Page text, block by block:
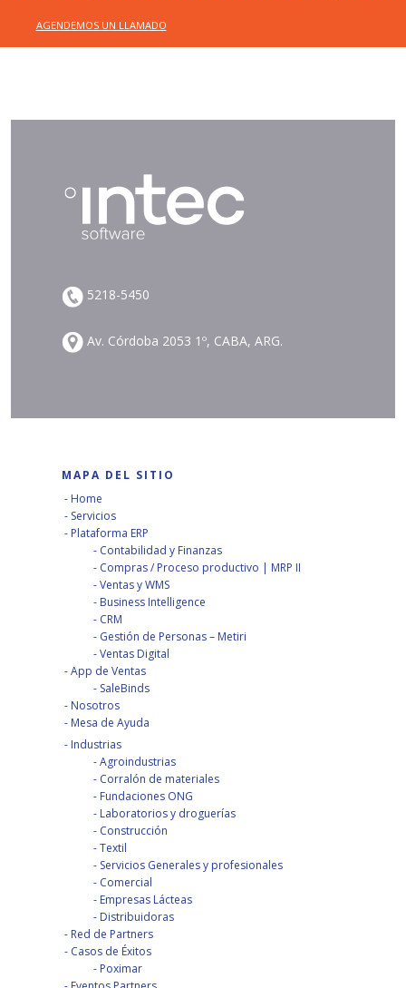
AGENDEMOS UN LLAMADO
5218-5450
Av. Córdoba 2053 1º, CABA, ARG.
MAPA DEL SITIO
Home
Servicios
Plataforma ERP
Contabilidad y Finanzas
Compras / Proceso productivo | MRP II
Ventas y WMS
Business Intelligence
CRM
Gestión de Personas – Metiri
Ventas Digital
App de Ventas
SaleBinds
Nosotros
Mesa de Ayuda
Industrias
Agroindustrias
Corralón de materiales
Fundaciones ONG
Laboratorios y droguerías
Construcción
Textil
Servicios Generales y profesionales
Comercial
Empresas Lácteas
Distribuidoras
Red de Partners
Casos de Éxitos
Poximar